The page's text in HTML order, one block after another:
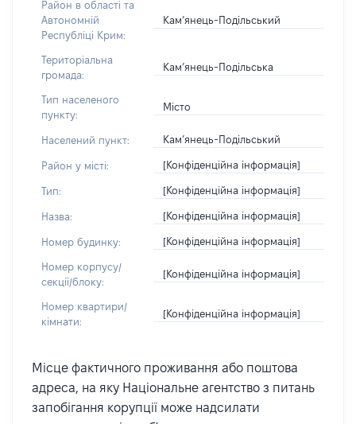
Район в області та
Автономній
Республіці Крим:
Кам’янець-Подільський
Територіальна
громада:
Кам’янець-Подільська
Тип населеного
пункту:
Місто
Населений пункт: Кам’янець-Подільський
Район у місті: [Конфіденційна інформація]
Тип: [Конфіденційна інформація]
Назва: [Конфіденційна інформація]
Номер будинку: [Конфіденційна інформація]
Номер корпусу/
секції/блоку:
[Конфіденційна інформація]
Номер квартири/
кімнати:
[Конфіденційна інформація]
Місце фактичного проживання або поштова
адреса, на яку Національне агентство з питань
запобігання корупції може надсилати